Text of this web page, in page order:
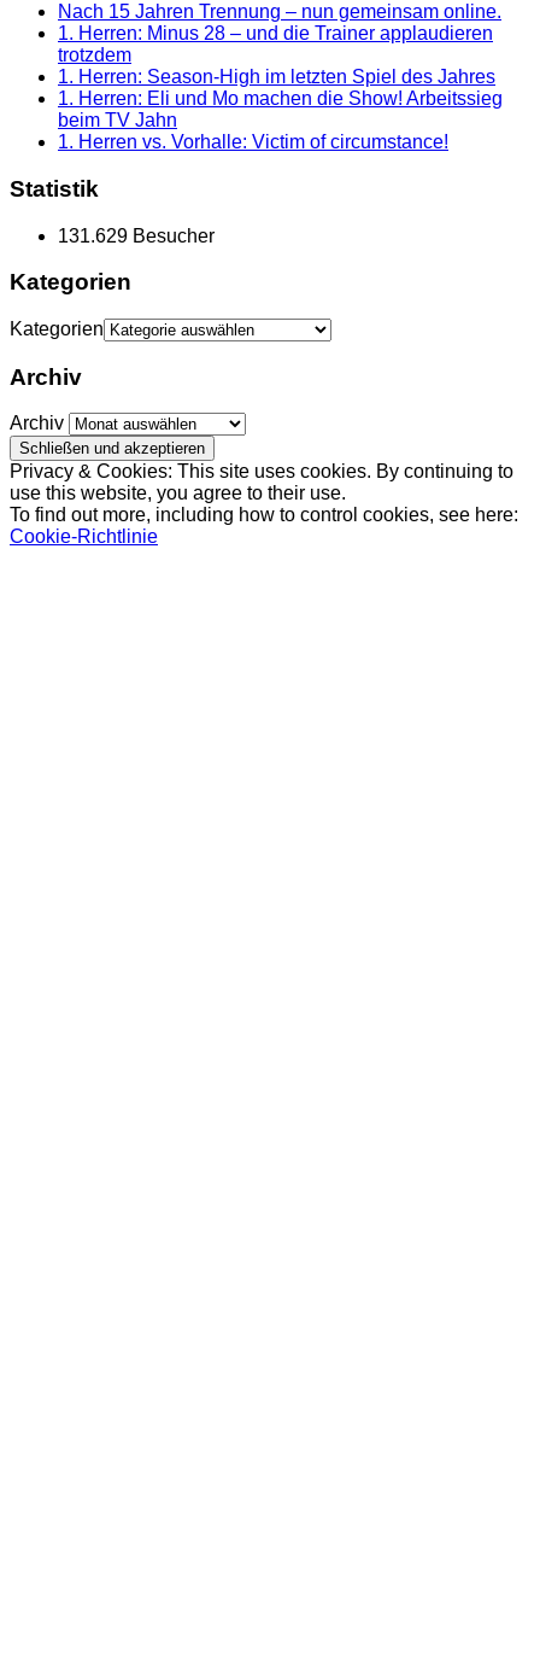
Nach 15 Jahren Trennung – nun gemeinsam online.
1. Herren: Minus 28 – und die Trainer applaudieren
trotzdem
1. Herren: Season-High im letzten Spiel des Jahres
1. Herren: Eli und Mo machen die Show! Arbeitssieg
beim TV Jahn
1. Herren vs. Vorhalle: Victim of circumstance!
Statistik
131.629 Besucher
Kategorien
Kategorien
Archiv
Archiv
Privacy & Cookies: This site uses cookies. By continuing to
use this website, you agree to their use.
To find out more, including how to control cookies, see here:
Cookie-Richtlinie